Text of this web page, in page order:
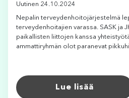
Uutinen 24.10.2024
Nepalin terveydenhoitojärjestelmä
terveydenhoitajien varassa. SASK ja
paikallisten liittojen kanssa
ammattiryhmän olot paranevat
Lue lisää